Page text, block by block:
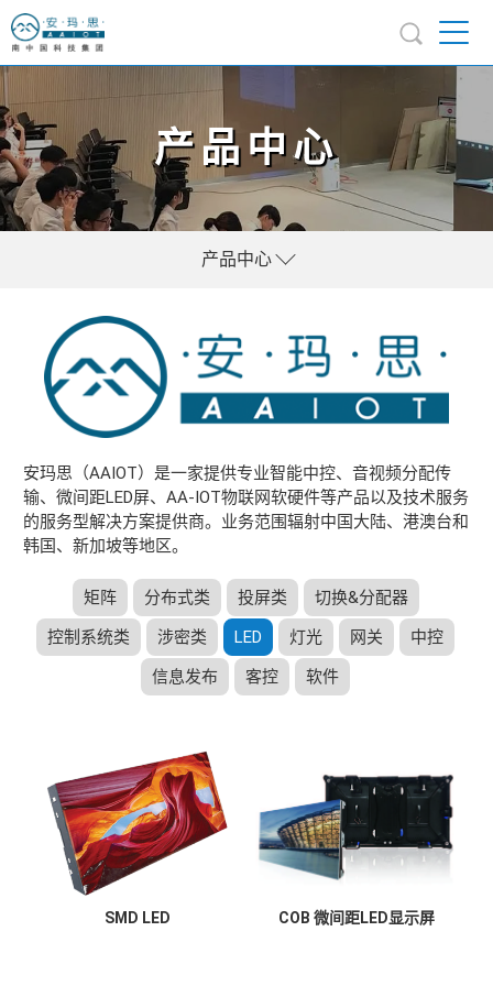
产品中心
产品中心
安玛思（AAIOT）是一家提供专业智能中控、音视频分配传
输、微间距LED屏、AA-IOT物联网软硬件等产品以及技术服务
的服务型解决方案提供商。业务范围辐射中国大陆、港澳台和
韩国、新加坡等地区。
矩阵 分布式类 投屏类
切换&分配器
控制系统类
涉密类 LED 灯光 网关
中控
信息发布
客控 软件
SMD LED COB 微间距LED显示屏